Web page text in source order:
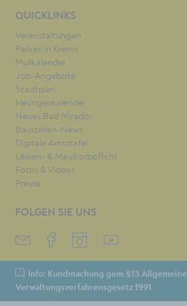
QUICKLINKS
Veranstaltungen
Parken in Krems
Müllkalender
Job-Angebote
Stadtplan
Heurigenkalender
Neues Bad Mirador
Baustellen-News
Digitale Amtstafel
Leinen- & Maulkorbpflicht
Fotos & Videos
Presse
FOLGEN SIE UNS
Info: Kundmachung gem.§13 Allgemeine
Verwaltungsverfahrensgesetz 1991